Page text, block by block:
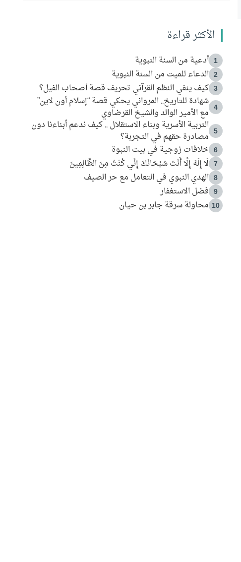
الأكثر قراءة
1 أدعية من السنة النبوية
2 الدعاء للميت من السنة النبوية
3 كيف ينفي النظم القرآني تحريف قصة أصحاب الفيل؟
4
شهادة للتاريخ.. المرواني يحكي قصة “إسلام أون لاين”
مع الأمير الوالد والشيخ القرضاوي
5
التربية الأسرية وبناء الاستقلال .. كيف ندعم أبناءنا دون
مصادرة حقهم في التجربة؟
6 خلافات زوجية في بيت النبوة
7 لَا إِلَهَ إِلَّا أَنْتَ سُبْحَانَكَ إِنِّي كُنْتُ مِنَ الظَّالِمِينَ
8 الهدي النبوي في التعامل مع حر الصيف
9 فضل الاستغفار
10 محاولة سرقة جابر بن حيان